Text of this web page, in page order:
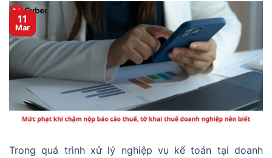
11
Mar
Trong quá trình xử lý nghiệp vụ kế toán tại doanh